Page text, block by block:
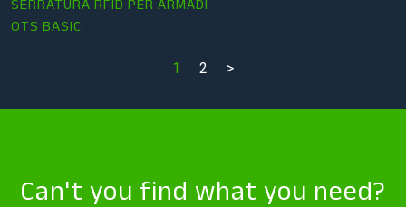
SERRATURA RFID PER ARMADI
OTS BASIC
1 2 >
Can't you find what you need?